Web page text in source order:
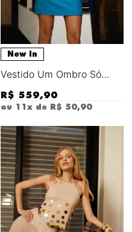
New In
Vestido Um Ombro Só
R$ 559,90
ou 11 x de R$ 50,90